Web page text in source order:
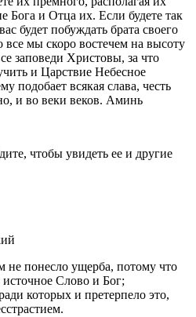
Бога и Отца их. Если будете так
будет побуждать брата своего
мы скоро востечем на высоту
заповеди Христовы, за что
и Царствие Небесное
подобает всякая слава, честь
и во веки веков. Аминь
чтобы увидеть ее и другие
понесло ущерба, потому что
источное Слово и Бог;
которых и претерпело это,